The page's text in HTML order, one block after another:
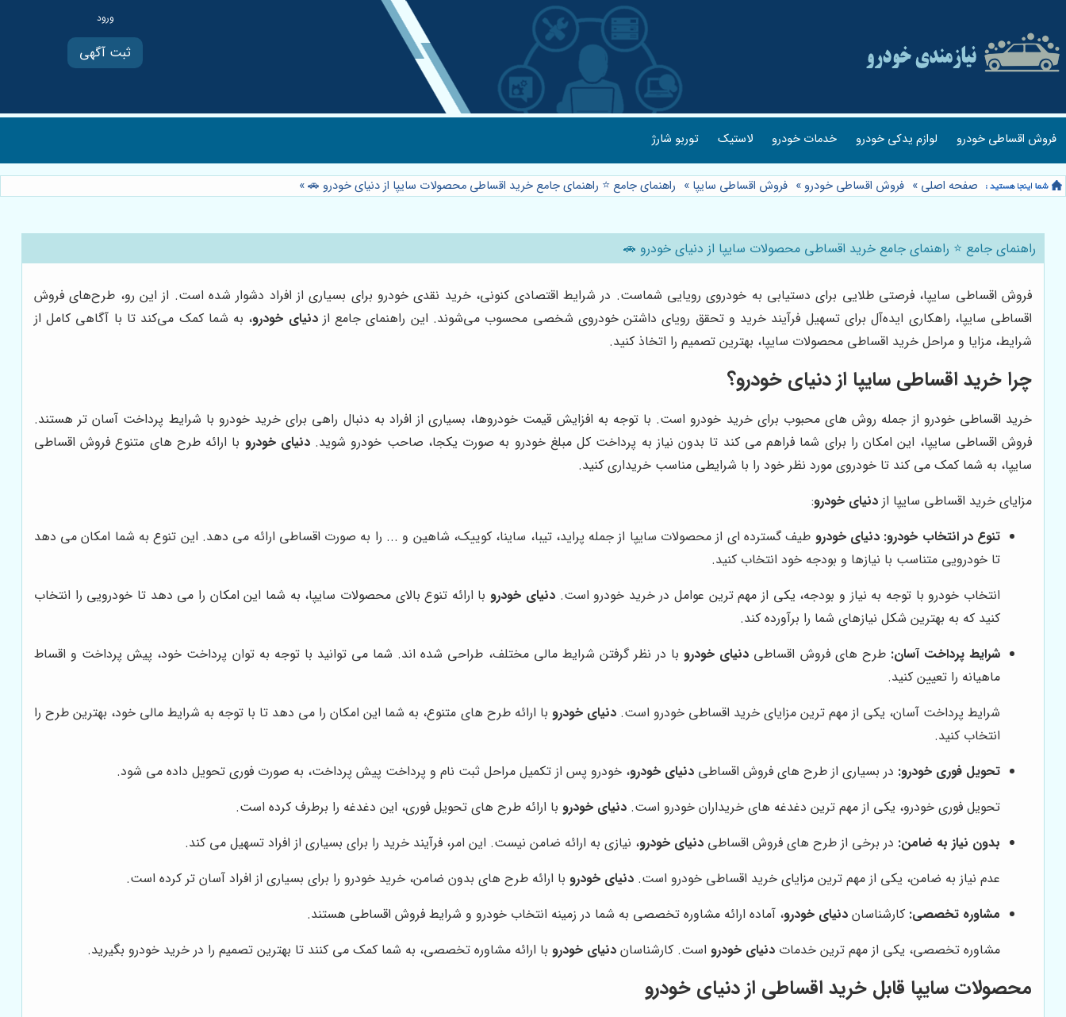
ثبت آگهی
فروش اقساطی خودرو لوازم یدکی خودرو خدمات خودرو لاستیک توربو شارژ
صفحه اصلی » فروش اقساطی خودرو » فروش اقساطی سایپا » راهنمای جامع ⭐️ راهنمای جامع خرید اقساطی محصولات سایپا از دنیای خودرو 🚗»
راهنمای جامع ⭐️ راهنمای جامع خرید اقساطی محصولات سایپا از دنیای خودرو 🚗
فروش اقساطی سایپا، فرصتی طلایی برای دستیابی به خودروی رویایی شماست. در شرایط اقتصادی کنونی، خرید نقدی خودرو برای بسیاری از افراد دشوار شده است. از این رو، طرح‌های فروش
اقساطی سایپا، راهکاری ایده‌آل برای تسهیل فرآیند خرید و تحقق رویای داشتن خودروی شخصی محسوب می‌شوند. این راهنمای جامع ازدنیای خودرو، به شما کمک می‌کند تا با آگاهی کامل از
شرایط، مزایا و مراحل خرید اقساطی محصولات سایپا، بهترین تصمیم را اتخاذ کنید.
چرا خرید اقساطی سایپا ازدنیای خودرو؟
خرید اقساطی خودرو از جمله روش های محبوب برای خرید خودرو است. با توجه به افزایش قیمت خودروها، بسیاری از افراد به دنبال راهی برای خرید خودرو با شرایط پرداخت آسان تر هستند.
فروش اقساطی سایپا، این امکان را برای شما فراهم می کند تا بدون نیاز به پرداخت کل مبلغ خودرو به صورت یکجا، صاحب خودرو شوید.دنیای خودرو با ارائه طرح های متنوع فروش اقساطی
سایپا، به شما کمک می کند تا خودروی مورد نظر خود را با شرایطی مناسب خریداری کنید.
مزایای خرید اقساطی سایپا از دنیای خودرو:
تنوع در انتخاب خودرو: دنیای خودرو طیف گسترده ای از محصولات سایپا از جمله پراید، تیبا، ساینا، کوییک، شاهین و ... را به صورت اقساطی ارائه می دهد. این تنوع به شما امکان می دهد
تا خودرویی متناسب با نیازها و بودجه خود انتخاب کنید.
انتخاب خودرو با توجه به نیاز و بودجه، یکی از مهم ترین عوامل در خرید خودرو است.دنیای خودرو با ارائه تنوع بالای محصولات سایپا، به شما این امکان را می دهد تا خودرویی را انتخاب
کنید که به بهترین شکل نیازهای شما را برآورده کند.
شرایط پرداخت آسان: طرح های فروش اقساطی دنیای خودرو با در نظر گرفتن شرایط مالی مختلف، طراحی شده اند. شما می توانید با توجه به توان پرداخت خود، پیش پرداخت و اقساط
ماهیانه را تعیین کنید.
شرایط پرداخت آسان، یکی از مهم ترین مزایای خرید اقساطی خودرو است.دنیای خودرو با ارائه طرح های متنوع، به شما این امکان را می دهد تا با توجه به شرایط مالی خود، بهترین طرح را
انتخاب کنید.
تحویل فوری خودرو: در بسیاری از طرح های فروش اقساطی دنیای خودرو، خودرو پس از تکمیل مراحل ثبت نام و پرداخت پیش پرداخت، به صورت فوری تحویل داده می شود.
تحویل فوری خودرو، یکی از مهم ترین دغدغه های خریداران خودرو است. دنیای خودرو با ارائه طرح های تحویل فوری، این دغدغه را برطرف کرده است.
بدون نیاز به ضامن: در برخی از طرح های فروش اقساطی دنیای خودرو، نیازی به ارائه ضامن نیست. این امر، فرآیند خرید را برای بسیاری از افراد تسهیل می کند.
عدم نیاز به ضامن، یکی از مهم ترین مزایای خرید اقساطی خودرو است. دنیای خودرو با ارائه طرح های بدون ضامن، خرید خودرو را برای بسیاری از افراد آسان تر کرده است.
مشاوره تخصصی: کارشناسان دنیای خودرو، آماده ارائه مشاوره تخصصی به شما در زمینه انتخاب خودرو و شرایط فروش اقساطی هستند.
مشاوره تخصصی، یکی از مهم ترین خدمات دنیای خودرو است. کارشناسان دنیای خودرو با ارائه مشاوره تخصصی، به شما کمک می کنند تا بهترین تصمیم را در خرید خودرو بگیرید.
محصولات سایپا قابل خرید اقساطی ازدنیای خودرو